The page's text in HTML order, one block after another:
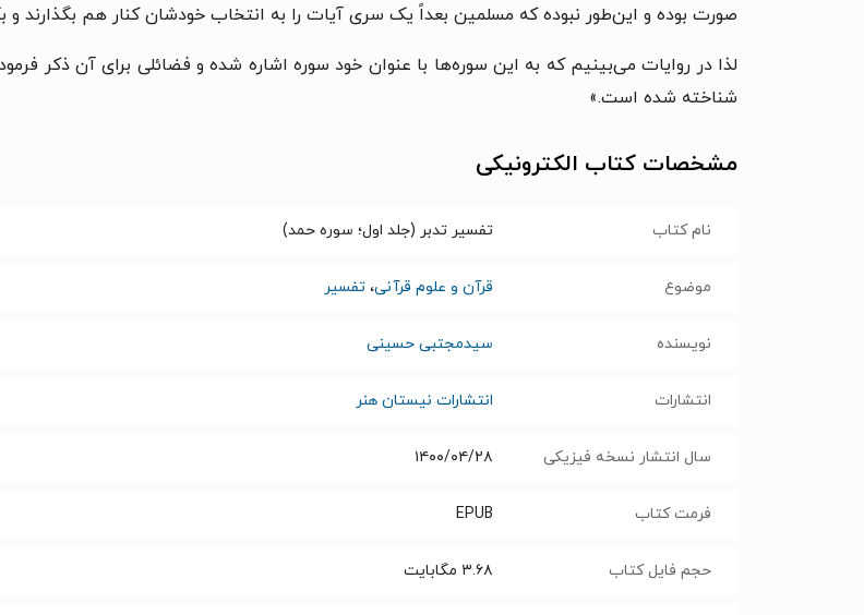
صورت بوده و این‌طور نبوده که مسلمین بعداً یک سری آیات را به انتخاب خودشان کنار هم بگذارند و
لذا در روایات می‌بینیم که به این سوره‌ها با عنوان خود سوره اشاره شده و فضائلی برای آن ذکر
شناخته شده است.»
مشخصات کتاب الکترونیکی
نام کتاب تفسیر تدبر (جلد اول؛ سوره حمد)
موضوع قرآن و علوم قرآنی، تفسیر
نویسنده سیدمجتبی حسینی
انتشارات انتشارات نیستان هنر
سال انتشار نسخه فیزیکی ۱۴۰۰/۰۴/۲۸
فرمت کتاب EPUB
حجم فایل کتاب ۳.۶۸ مگابایت